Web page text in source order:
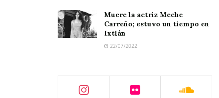
Muere la actriz Meche
Carreño; estuvo un tiempo en
Ixtlán
22/07/2022